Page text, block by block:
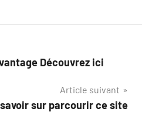
Découvrez ici
Article suivant
savoir sur parcourir ce site